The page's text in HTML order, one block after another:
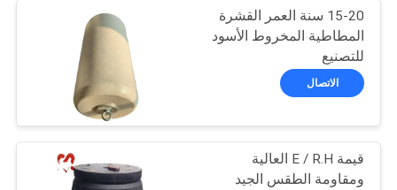
PRIVACY
POLICY
إطلاق وسائد هوائية
لإطلاق السفن
23
15-20 سنة العمر القشرة
المطاطية المخروط الأسود
للتصنيع
الاتصال
قيمة E / R.H العالية
ومقاومة الطقس الجيد